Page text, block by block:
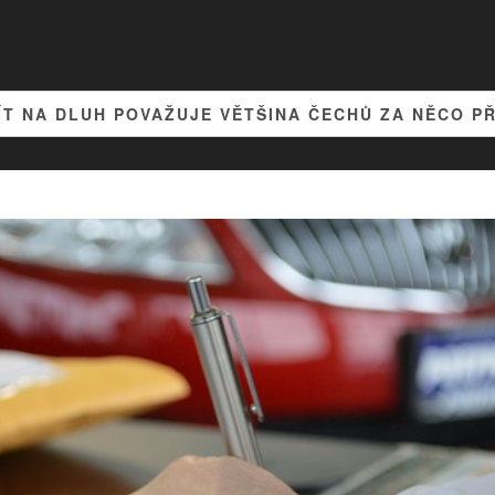
NA DLUH POVAŽUJE VĚTŠINA ČECHŮ ZA NĚCO